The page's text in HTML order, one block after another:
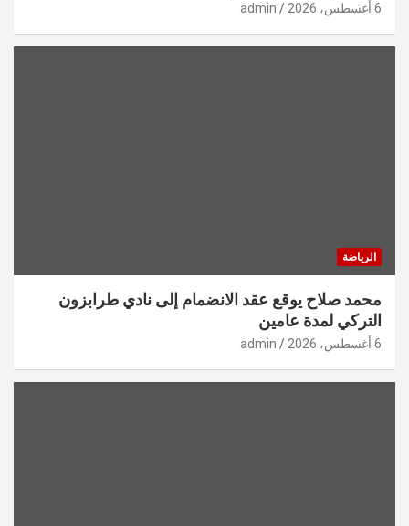
6 أغسطس، 2026 admin
الرياضة
محمد صلاح يوقع عقد الانضمام إلى نادي طرابزون
التركي لمدة عامين
6 أغسطس، 2026 admin